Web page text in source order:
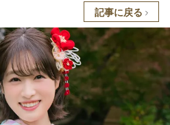
記事に戻る